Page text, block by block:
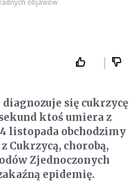
objawów
diagnozuje się cukrzycę
ktoś umiera z
listopada obchodzimy
Cukrzycą, chorobą,
Zjednoczonych
epidemię.